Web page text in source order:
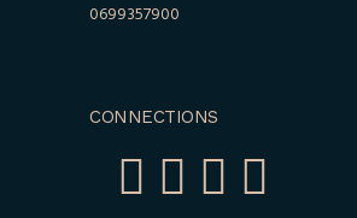
0699357900
CONNECTIONS